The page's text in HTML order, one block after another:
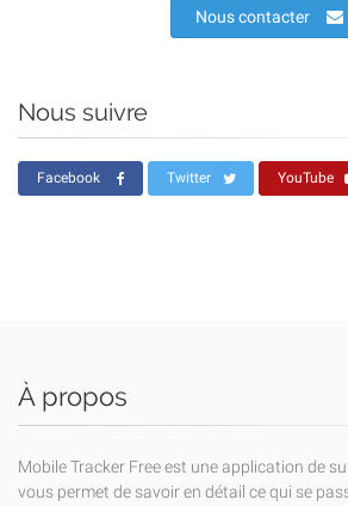
Nous contacter
Nous suivre
Facebook Twitter YouTube
À propos
Mobile Tracker Free est une application de
vous permet de savoir en détail ce qui se